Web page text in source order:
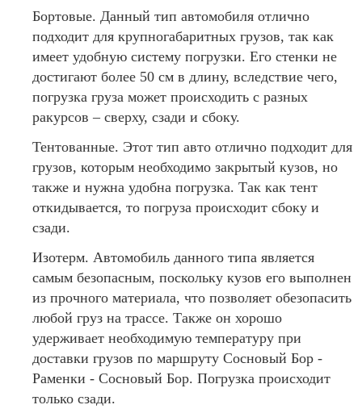
Бортовые. Данный тип автомобиля отлично
подходит для крупногабаритных грузов, так как
имеет удобную систему погрузки. Его стенки не
достигают более 50 см в длину, вследствие чего,
погрузка груза может происходить с разных
ракурсов – сверху, сзади и сбоку.
Тентованные. Этот тип авто отлично подходит для
грузов, которым необходимо закрытый кузов, но
также и нужна удобна погрузка. Так как тент
откидывается, то погруза происходит сбоку и
сзади.
Изотерм. Автомобиль данного типа является
самым безопасным, поскольку кузов его выполнен
из прочного материала, что позволяет обезопасить
любой груз на трассе. Также он хорошо
удерживает необходимую температуру при
доставки грузов по маршруту Сосновый Бор -
Раменки - Сосновый Бор. Погрузка происходит
только сзади.